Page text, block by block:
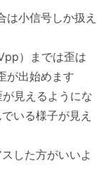
は小信号しか扱え
）までは歪は
が出始めます
見えるようにな
いる様子が見え
した方がいいよ